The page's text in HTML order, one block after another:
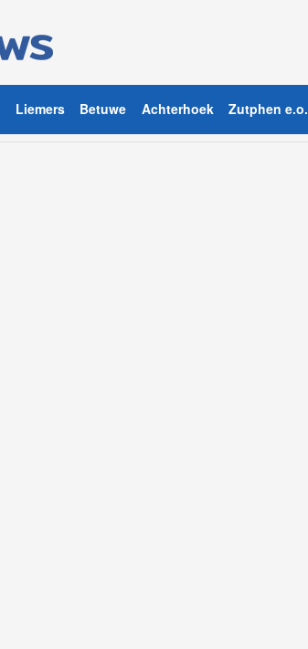
Liemers Betuwe Achterhoek Zutphen e.o.